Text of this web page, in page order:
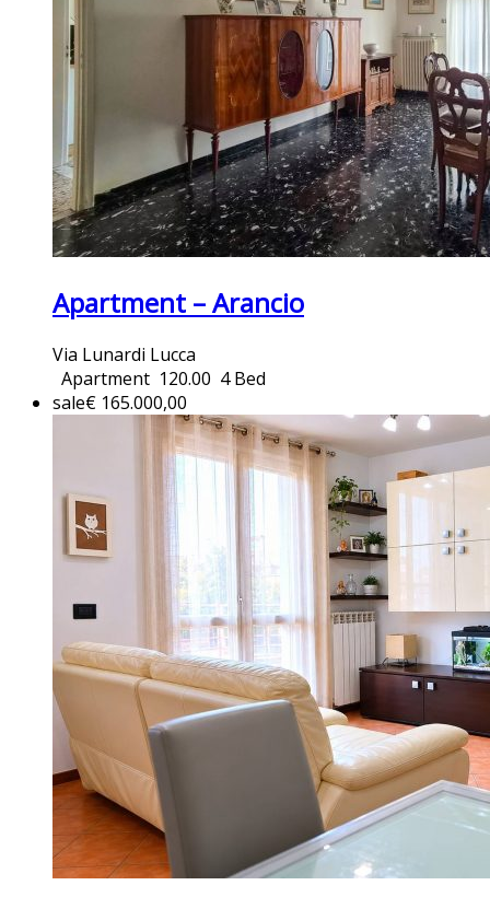
Apartment – Arancio
Via Lunardi Lucca
Apartment 120.00 4 Bed
sale€ 165.000,00